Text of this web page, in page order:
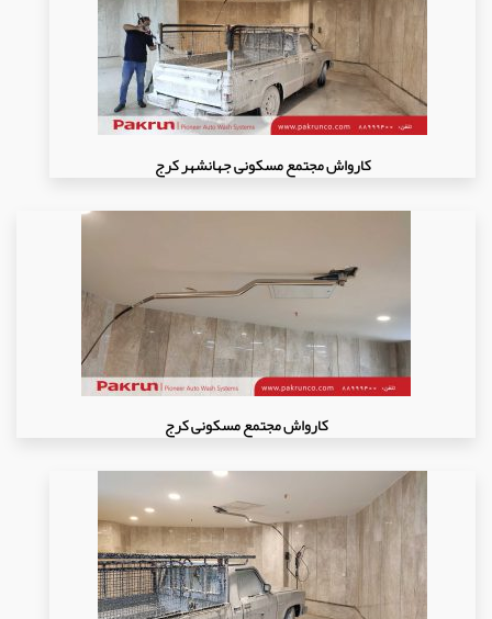
کارواش مجتمع مسکونی جهانشهر کرج
کارواش مجتمع مسکونی کرج